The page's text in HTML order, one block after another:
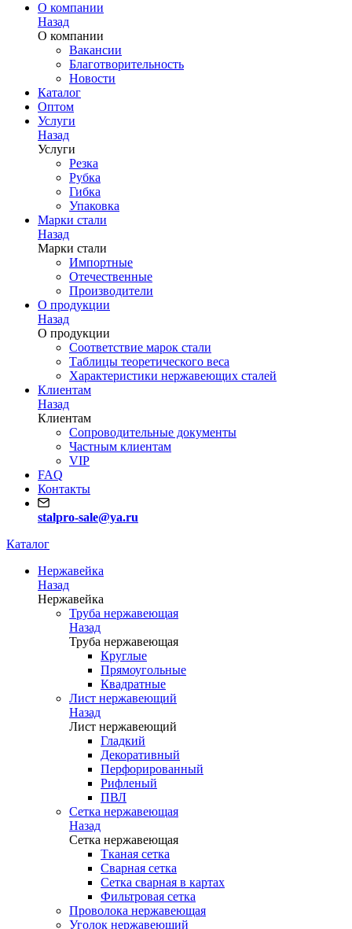
О компании
Назад
О компании
Вакансии
Благотворительность
Новости
Каталог
Оптом
Услуги
Назад
Услуги
Резка
Рубка
Гибка
Упаковка
Марки стали
Назад
Марки стали
Импортные
Отечественные
Производители
О продукции
Назад
О продукции
Соответствие марок стали
Таблицы теоретического веса
Характеристики нержавеющих сталей
Клиентам
Назад
Клиентам
Сопроводительные документы
Частным клиентам
VIP
FAQ
Контакты
stalpro-sale@ya.ru
Каталог
Нержавейка
Назад
Нержавейка
Труба нержавеющая
Назад
Труба нержавеющая
Круглые
Прямоугольные
Квадратные
Лист нержавеющий
Назад
Лист нержавеющий
Гладкий
Декоративный
Перфорированный
Рифленый
ПВЛ
Сетка нержавеющая
Назад
Сетка нержавеющая
Тканая сетка
Сварная сетка
Сетка сварная в картах
Фильтровая сетка
Проволока нержавеющая
Уголок нержавеющий